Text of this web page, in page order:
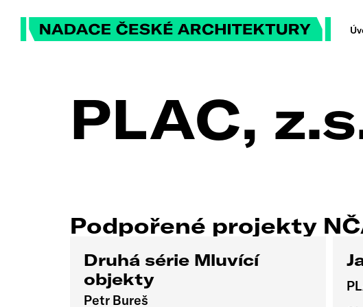
PLAC,
Podpořené projekty
Druhá série Mluvící
objekty
Petr Bureš